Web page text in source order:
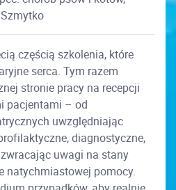
częścią szkolenia, które
serca. Tym razem
stronie pracy na recepcji
pacjentami – od
uwzględniając
diagnostyczne,
uwagi na stany
natychmiastowej pomocy.